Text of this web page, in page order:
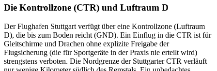
Die Kontrollzone (CTR) und Luftraum D
Der Flughafen Stuttgart verfügt über eine Kontrollzone (Luftraum
D), die bis zum Boden reicht (GND). Ein Einflug in die CTR ist für
Gleitschirme und Drachen ohne explizite Freigabe der
Flugsicherung (die für Sportgeräte in der Praxis nie erteilt wird)
strengstens verboten. Die Nordgrenze der Stuttgarter CTR verläuft